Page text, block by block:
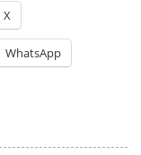
X
WhatsApp